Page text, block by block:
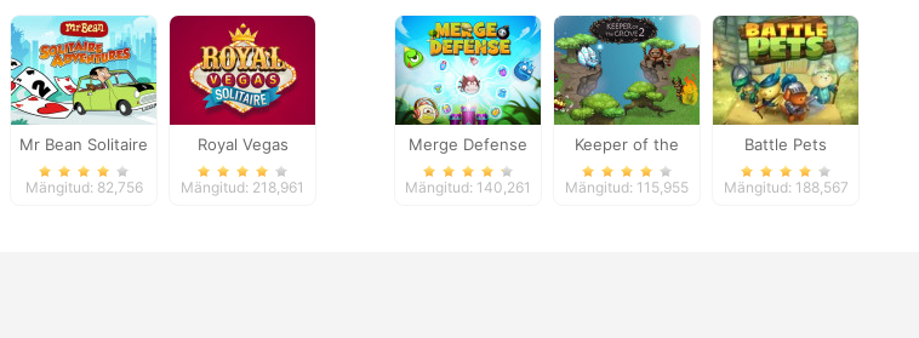
Mr Bean Solitaire
Adventures
Mängitud: 82,756
Royal Vegas
Solitaire
Mängitud: 218,961
Merge Defense
Mängitud: 140,261
Keeper of the
Grove 2
Mängitud: 115,955
Battle Pets
Mängitud: 188,567